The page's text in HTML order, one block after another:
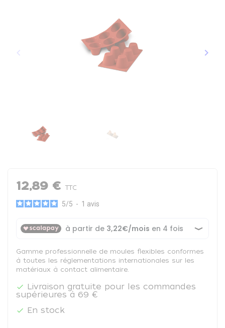
Précédent
keyboard_arrow_left keyboard_arrow_right
12,89 € TTC
5/5 - 1 avis
Gamme professionnelle de moules flexibles conformes
à toutes les réglementations internationales sur les
matériaux à contact alimentaire.

Livraison gratuite pour les commandes
supérieures à 69 €
 En stock